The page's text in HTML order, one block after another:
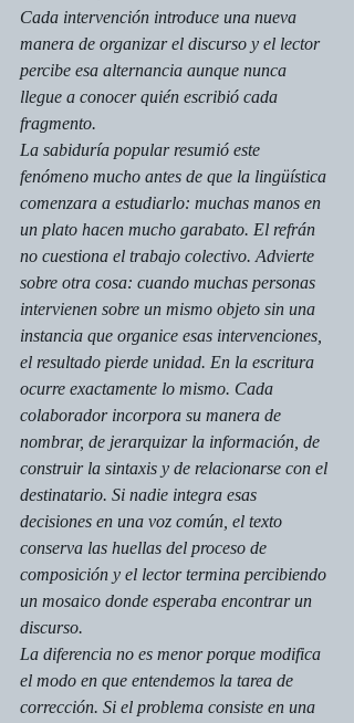
Cada intervención introduce una nueva
manera de organizar el discurso y el lector
percibe esa alternancia aunque nunca
llegue a conocer quién escribió cada
fragmento.
La sabiduría popular resumió este
fenómeno mucho antes de que la lingüística
comenzara a estudiarlo: muchas manos en
un plato hacen mucho garabato. El refrán
no cuestiona el trabajo colectivo. Advierte
sobre otra cosa: cuando muchas personas
intervienen sobre un mismo objeto sin una
instancia que organice esas intervenciones,
el resultado pierde unidad. En la escritura
ocurre exactamente lo mismo. Cada
colaborador incorpora su manera de
nombrar, de jerarquizar la información, de
construir la sintaxis y de relacionarse con el
destinatario. Si nadie integra esas
decisiones en una voz común, el texto
conserva las huellas del proceso de
composición y el lector termina percibiendo
un mosaico donde esperaba encontrar un
discurso.
La diferencia no es menor porque modifica
el modo en que entendemos la tarea de
corrección. Si el problema consiste en una